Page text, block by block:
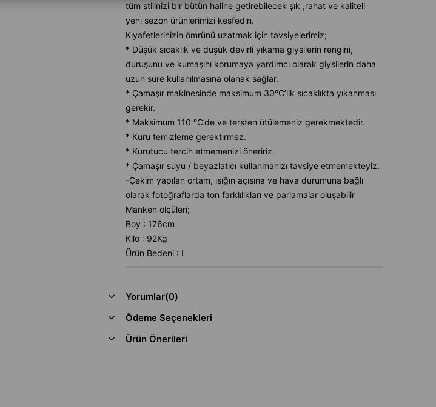
tüm stilinizi bir bütün haline getirebilecek şık ,rahat ve kaliteli
yeni sezon ürünlerimizi keşfedin.
Kıyafetlerinizin ömrünü uzatmak için tavsiyelerimiz;
* Düşük sıcaklık ve düşük devirli yıkama giysilerin rengini,
duruşunu ve kumaşını korumaya yardımcı olarak giysilerin daha
uzun süre kullanılmasına olanak sağlar.
* Çamaşır makinesinde maksimum 30ºC’lik sıcaklıkta yıkanması
gerekir.
* Maksimum 110 ºC’de ve tersten ütülemeniz gerekmektedir.
* Kuru temizleme gerektirmez.
* Kurutucu tercih etmemenizi öneririz.
* Çamaşır suyu / beyazlatıcı kullanmanızı tavsiye etmemekteyiz.
-Çekim yapılan ortam, ışığın açısına ve hava durumuna bağlı
olarak fotoğraflarda ton farklılıkları ve parlamalar oluşabilir
Manken ölçüleri;
Boy : 176cm
Kilo : 92Kg
Ürün Bedeni : L
Yorumlar(0)
Ödeme Seçenekleri
Ürün Önerileri